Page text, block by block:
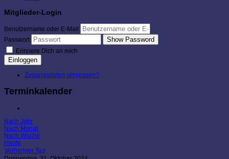
Mitglieder-Login
Benutzername oder E-Mail
Passwort
Show Password
Erinnere Dich an mich
Einloggen
Zugangsdaten vergessen?
Terminkalender
Nach Jahr
Nach Monat
Nach Woche
Heute
Vorheriger Tag